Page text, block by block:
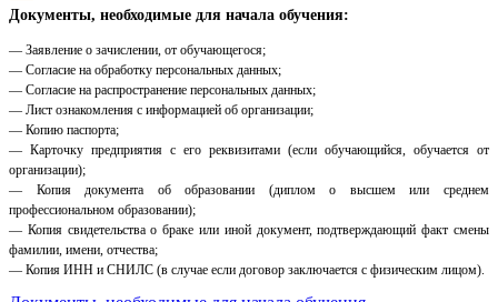
Документы, необходимые для начала обучения:
— Заявление о зачислении, от обучающегося;
— Согласие на обработку персональных данных;
— Согласие на распространение персональных данных;
— Лист ознакомления с информацией об организации;
— Копию паспорта;
— Карточку предприятия с его реквизитами (если обучающийся, обучается от
организации);
— Копия документа об образовании (диплом о высшем или среднем
профессиональном образовании);
— Копия свидетельства о браке или иной документ, подтверждающий факт смены
фамилии, имени, отчества;
— Копия ИНН и СНИЛС (в случае если договор заключается с физическим лицом).